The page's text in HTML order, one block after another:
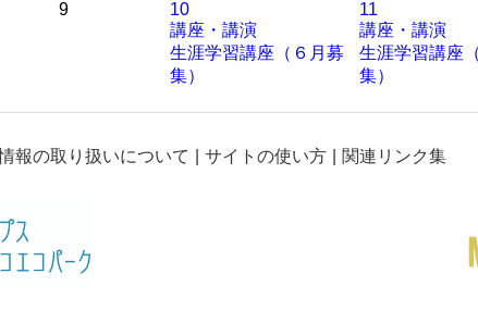
9
10
講座・講演
生涯学習講座（６月募
集）
11
講座・講演
生涯学習講座
集）
報の取り扱いについて サイトの使い方 関連リンク集